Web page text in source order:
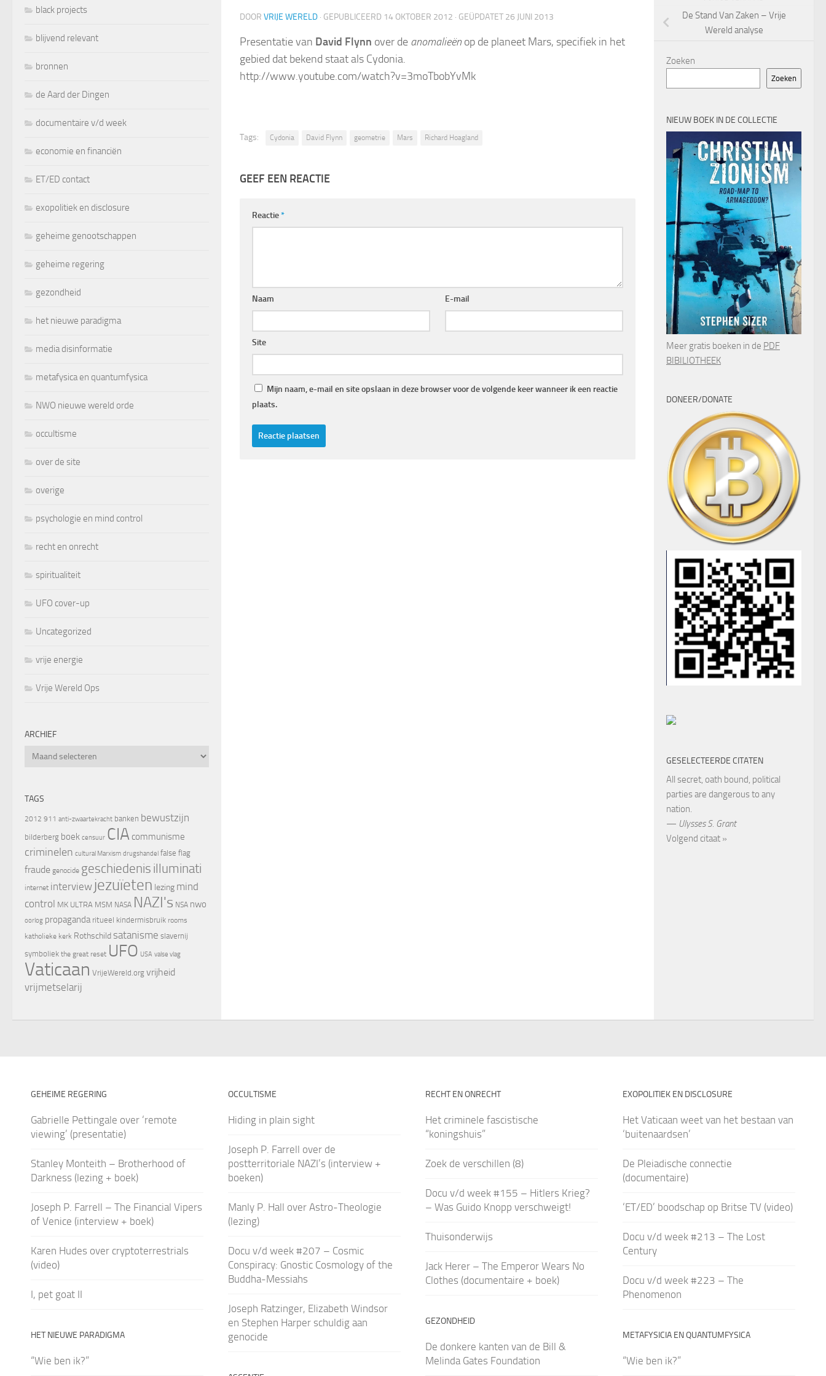
DOOR VRIJE WERELD · GEPUBLICEERD 14 OKTOBER 2012 · GEÜPDATET 26 JUNI 2013
Presentatie van David Flynn over de anomalieën op de planeet Mars, specifiek in het
gebied dat bekend staat als Cydonia.
http://www.youtube.com/watch?v=3moTbobYvMk
Tags: Cydonia David Flynn geometrie Mars Richard Hoagland
GEEF EEN REACTIE
Reactie*
Naam E-mail
Site
Mijn naam, e-mail en site opslaan in deze browser voor de volgende keer wanneer ik een reactie
plaats.
black projects
blijvend relevant
bronnen
de Aard der Dingen
documentaire v/d week
economie en financiën
ET/ED contact
exopolitiek en disclosure
geheime genootschappen
geheime regering
gezondheid
het nieuwe paradigma
media disinformatie
metafysica en quantumfysica
NWO nieuwe wereld orde
occultisme
over de site
overige
psychologie en mind control
recht en onrecht
spiritualiteit
UFO cover-up
Uncategorized
vrije energie
Vrije Wereld Ops
ARCHIEF
Archief
TAGS
2012 911 anti-zwaartekracht banken bewustzijn
bilderberg boek censuur CIA communisme
criminelen cultural Marxism drugshandel false flag
fraude genocide geschiedenis illuminati
internet interview jezuïeten lezing mind
control MK ULTRA MSM NASA NAZI's NSA nwo
oorlog propaganda ritueel kindermisbruik rooms
katholieke kerk Rothschild satanisme slavernij
symboliek the great reset UFO USA valse vlag
Vaticaan VrijeWereld.org vrijheid
vrijmetselarij
De Stand Van Zaken – Vrije
Wereld analyse
Zoeken
Zoeken
NIEUW BOEK IN DE COLLECTIE
Meer gratis boeken in de PDF
BIBILIOTHEEK
DONEER/DONATE
GESELECTEERDE CITATEN
All secret, oath bound, political
parties are dangerous to any
nation.
— Ulysses S. Grant
Volgend citaat »
GEHEIME REGERING
Gabrielle Pettingale over ‘remote
viewing’ (presentatie)
Stanley Monteith – Brotherhood of
Darkness (lezing + boek)
Joseph P. Farrell – The Financial Vipers
of Venice (interview + boek)
Karen Hudes over cryptoterrestrials
(video)
I, pet goat II
HET NIEUWE PARADIGMA
“Wie ben ik?”
OCCULTISME
Hiding in plain sight
Joseph P. Farrell over de
postterritoriale NAZI’s (interview +
boeken)
Manly P. Hall over Astro-Theologie
(lezing)
Docu v/d week #207 – Cosmic
Conspiracy: Gnostic Cosmology of the
Buddha-Messiahs
Joseph Ratzinger, Elizabeth Windsor
en Stephen Harper schuldig aan
genocide
RECHT EN ONRECHT
Het criminele fascistische
“koningshuis”
Zoek de verschillen (8)
Docu v/d week #155 – Hitlers Krieg?
– Was Guido Knopp verschweigt!
Thuisonderwijs
Jack Herer – The Emperor Wears No
Clothes (documentaire + boek)
GEZONDHEID
De donkere kanten van de Bill &
Melinda Gates Foundation
EXOPOLITIEK EN DISCLOSURE
Het Vaticaan weet van het bestaan van
‘buitenaardsen’
De Pleiadische connectie
(documentaire)
‘ET/ED’ boodschap op Britse TV (video)
Docu v/d week #213 – The Lost
Century
Docu v/d week #223 – The
Phenomenon
METAFYSICIA EN QUANTUMFYSICA
“Wie ben ik?”